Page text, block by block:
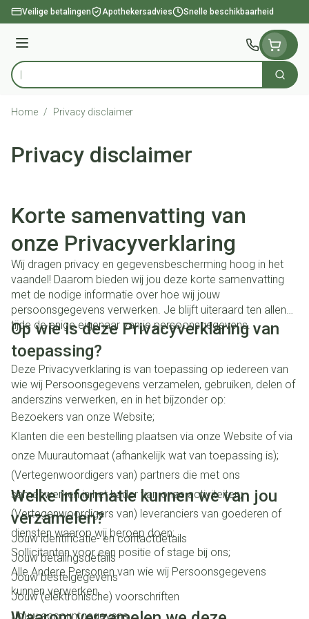
Ga naar de inhoud
Veilige betalingen Apothekersadvies Snelle beschikbaarheid
Menu
Product, merk, categorie... Zoek
Home / Privacy disclaimer
Privacy disclaimer
Korte samenvatting van
onze Privacyverklaring
Wij dragen privacy en gegevensbescherming hoog in het
vaandel! Daarom bieden wij jou deze korte samenvatting
met de nodige informatie over hoe wij jouw
persoonsgegevens verwerken. Je blijft uiteraard ten allen
tijde de enige eigenaar van je persoonsgegevens.
Op wie is deze Privacyverklaring van
toepassing?
Deze Privacyverklaring is van toepassing op iedereen van
wie wij Persoonsgegevens verzamelen, gebruiken, delen of
anderszins verwerken, en in het bijzonder op:
Bezoekers van onze Website;
Klanten die een bestelling plaatsen via onze Website of via
onze Muurautomaat (afhankelijk wat van toepassing is);
(Vertegenwoordigers van) partners die met ons
samenwerken in het kader van onze activiteiten;
(Vertegenwoordigers van) leveranciers van goederen of
diensten waarop wij beroep doen;
Sollicitanten voor een positie of stage bij ons;
Alle Andere Personen van wie wij Persoonsgegevens
kunnen verwerken.
Welke informatie kunnen we van jou
verzamelen?
Jouw identificatie- en contactdetails
Jouw betalingsdetails
Jouw bestelgegevens
Jouw (elektronische) voorschriften
Jouw accountgegevens